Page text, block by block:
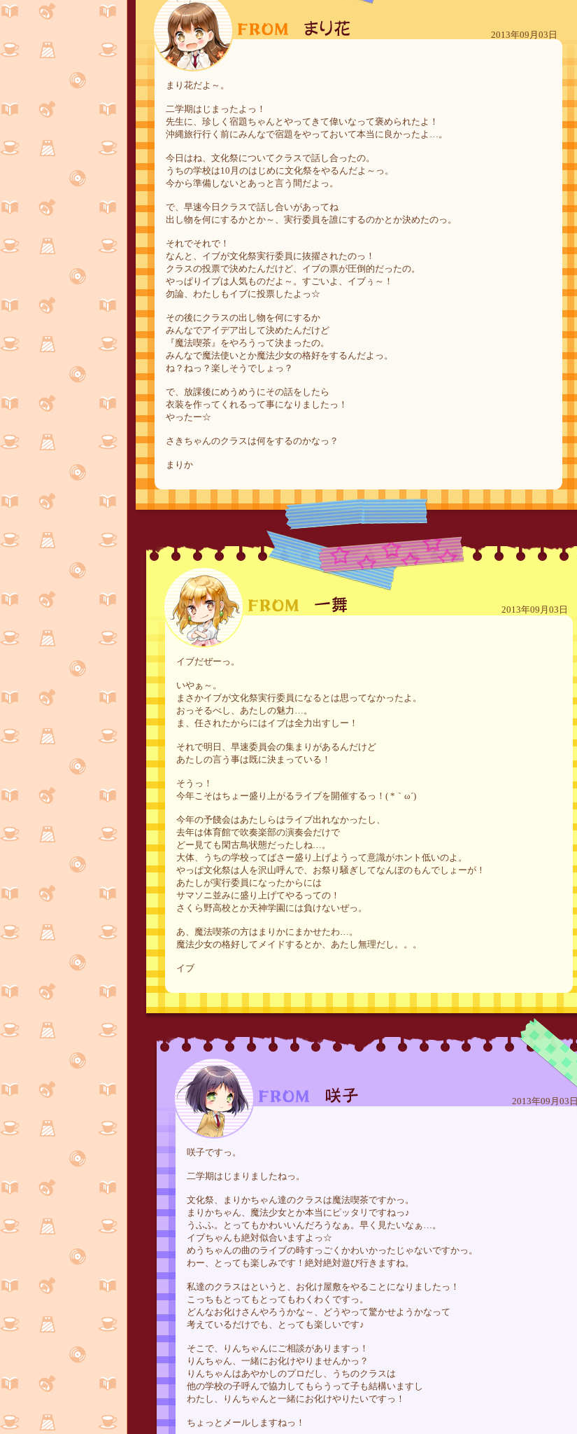
2013年09月03日
まり花だよ～。
二学期はじまったよっ！
先生に、珍しく宿題ちゃんとやってきて偉いなって褒められたよ！
沖縄旅行行く前にみんなで宿題をやっておいて本当に良かったよ…。
今日はね、文化祭についてクラスで話し合ったの。
うちの学校は10月のはじめに文化祭をやるんだよ～っ。
今から準備しないとあっと言う間だよっ。
で、早速今日クラスで話し合いがあってね
出し物を何にするかとか～、実行委員を誰にするのかとか決めたのっ。
それでそれで！
なんと、イブが文化祭実行委員に抜擢されたのっ！
クラスの投票で決めたんだけど、イブの票が圧倒的だったの。
やっぱりイブは人気ものだよ～。すごいよ、イブぅ～！
勿論、わたしもイブに投票したよっ☆
その後にクラスの出し物を何にするか
みんなでアイデア出して決めたんだけど
『魔法喫茶』をやろうって決まったの。
みんなで魔法使いとか魔法少女の格好をするんだよっ。
ね？ねっ？楽しそうでしょっ？
で、放課後にめうめうにその話をしたら
衣装を作ってくれるって事になりましたっ！
やったー☆
さきちゃんのクラスは何をするのかなっ？
まりか
2013年09月03日
イブだぜーっ。
いやぁ～。
まさかイブが文化祭実行委員になるとは思ってなかったよ。
おっそるべし、あたしの魅力…。
ま、任されたからにはイブは全力出すしー！
それで明日、早速委員会の集まりがあるんだけど
あたしの言う事は既に決まっている！
そうっ！
今年こそはちょー盛り上がるライブを開催するっ！( *｀ω´)
今年の予餞会はあたしらはライブ出れなかったし、
去年は体育館で吹奏楽部の演奏会だけで
どー見ても閑古鳥状態だったしね…。
大体、うちの学校ってばさー盛り上げようって意識がホント低いのよ。
やっぱ文化祭は人を沢山呼んで、お祭り騒ぎしてなんぼのもんでしょーが！
あたしが実行委員になったからには
サマソニ並みに盛り上げてやるっての！
さくら野高校とか天神学園には負けないぜっ。
あ、魔法喫茶の方はまりかにまかせたわ…。
魔法少女の格好してメイドするとか、あたし無理だし。。。
イブ
2013年09月03日
咲子ですっ。
二学期はじまりましたねっ。
文化祭、まりかちゃん達のクラスは魔法喫茶ですかっ。
まりかちゃん、魔法少女とか本当にピッタリですねっ♪
うふふ。とってもかわいいんだろうなぁ。早く見たいなぁ…。
イブちゃんも絶対似合いますよっ☆
めうちゃんの曲のライブの時すっごくかわいかったじゃないですかっ。
わー、とっても楽しみです！絶対絶対遊び行きますね。
私達のクラスはというと、お化け屋敷をやることになりましたっ！
こっちもとってもとってもわくわくですっ。
どんなお化けさんやろうかな～、どうやって驚かせようかなって
考えているだけでも、とっても楽しいです♪
そこで、りんちゃんにご相談がありますっ！
りんちゃん、一緒にお化けやりませんかっ？
りんちゃんはあやかしのプロだし、うちのクラスは
他の学校の子呼んで協力してもらうって子も結構いますし
わたし、りんちゃんと一緒にお化けやりたいですっ！
ちょっとメールしますねっ！